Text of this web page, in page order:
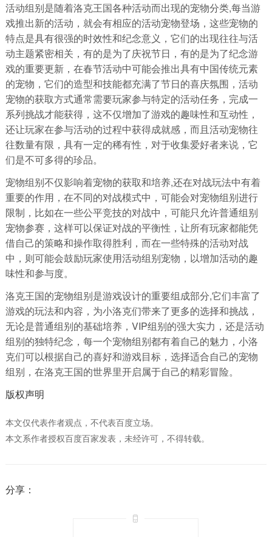
活动组别是随着洛克王国各种活动而出现的宠物分类,每当游
戏推出新的活动，就会有相应的活动宠物登场，这些宠物的
特点是具有很强的时效性和纪念意义，它们的出现往往与活
动主题紧密相关，有的是为了庆祝节日，有的是为了纪念游
戏的重要更新，在春节活动中可能会推出具有中国传统元素
的宠物，它们的造型和技能都充满了节日的喜庆氛围，活动
宠物的获取方式通常需要玩家参与特定的活动任务，完成一
系列挑战才能获得，这不仅增加了游戏的趣味性和互动性，
还让玩家在参与活动的过程中获得成就感，而且活动宠物往
往数量有限，具有一定的稀有性，对于收集爱好者来说，它
们是不可多得的珍品。
宠物组别不仅影响着宠物的获取和培养,还在对战玩法中有着
重要的作用，在不同的对战模式中，可能会对宠物组别进行
限制，比如在一些公平竞技的对战中，可能只允许普通组别
宠物参赛，这样可以保证对战的平衡性，让所有玩家都能凭
借自己的策略和操作取得胜利，而在一些特殊的活动对战
中，则可能会鼓励玩家使用活动组别宠物，以增加活动的趣
味性和参与度。
洛克王国的宠物组别是游戏设计的重要组成部分,它们丰富了
游戏的玩法和内容，为小洛克们带来了更多的选择和挑战，
无论是普通组别的基础培养，VIP组别的强大实力，还是活动
组别的独特纪念，每一个宠物组别都有着自己的魅力，小洛
克们可以根据自己的喜好和游戏目标，选择适合自己的宠物
组别，在洛克王国的世界里开启属于自己的精彩冒险。
版权声明
本文仅代表作者观点，不代表百度立场。
本文系作者授权百度百家发表，未经许可，不得转载。
分享：